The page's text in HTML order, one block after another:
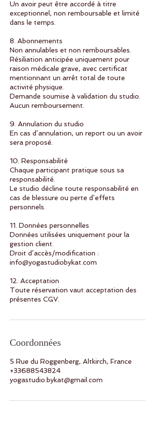
Un avoir peut être accordé à titre
exceptionnel, non remboursable et limité
dans le temps.
8. Abonnements
Non annulables et non remboursables.
Résiliation anticipée uniquement pour
raison médicale grave, avec certificat
mentionnant un arrêt total de toute
activité physique.
Demande soumise à validation du studio.
Aucun remboursement.
9. Annulation du studio
En cas d’annulation, un report ou un avoir
sera proposé.
10. Responsabilité
Chaque participant pratique sous sa
responsabilité.
Le studio décline toute responsabilité en
cas de blessure ou perte d’effets
personnels.
11. Données personnelles
Données utilisées uniquement pour la
gestion client.
Droit d’accès/modification :
info@yogastudiobykat.com
12. Acceptation
Toute réservation vaut acceptation des
Coordonnées
5 Rue du Roggenberg, Altkirch, France
+33688543824
yogastudio.bykat@gmail.com